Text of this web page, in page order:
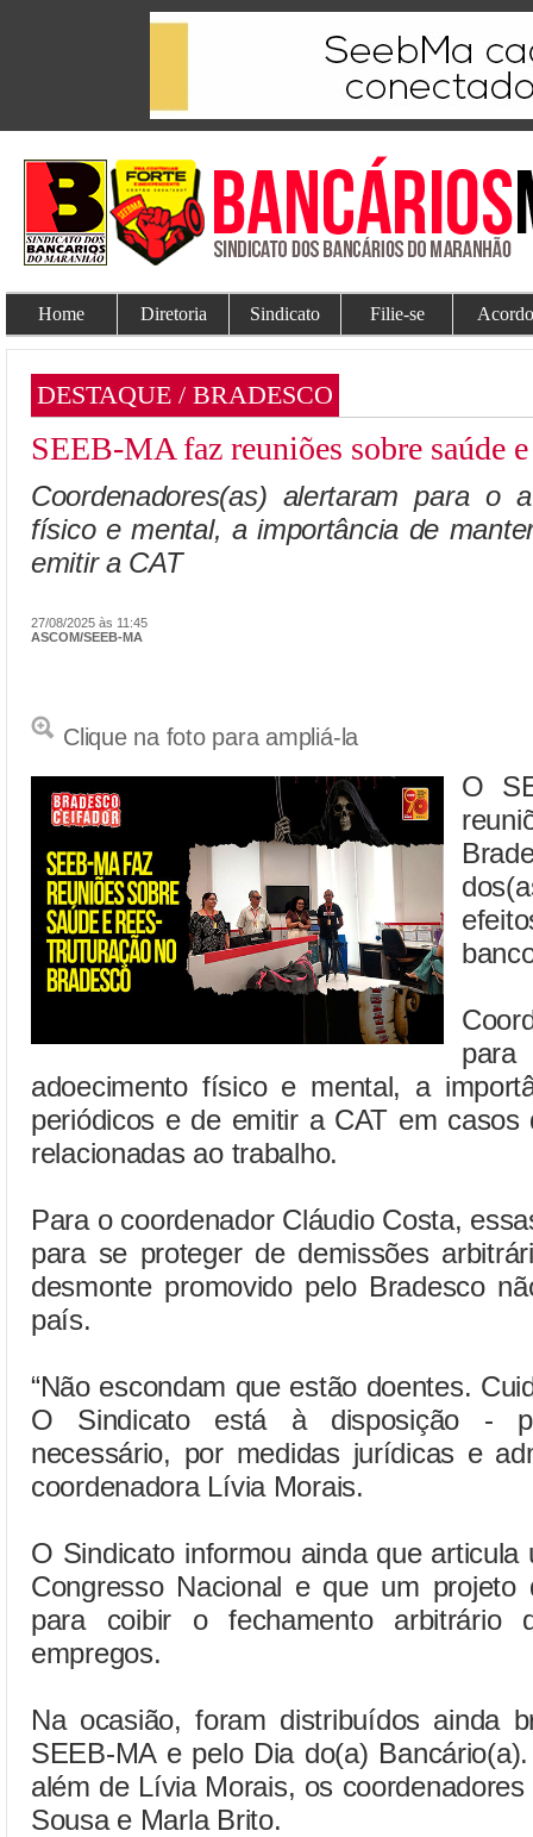
Home Diretoria Sindicato Filie-se
DESTAQUE / BRADESCO
SEEB-MA faz reuniões sobre saúde
Coordenadores(as) alertaram para o
físico e mental, a importância de
emitir a CAT
27/08/2025 às 11:45
ASCOM/SEEB-MA
Clique na foto para ampliá-la
O
adoecimento físico e mental, a
periódicos e de emitir a CAT em casos
relacionadas ao trabalho.
Para o coordenador Cláudio Costa,
para se proteger de demissões
desmonte promovido pelo Bradesco
país.
“Não escondam que estão doentes.
O Sindicato está à disposição -
necessário, por medidas jurídicas e
coordenadora Lívia Morais.
O Sindicato informou ainda que articula
Congresso Nacional e que um
para coibir o fechamento arbitrário
empregos.
Na ocasião, foram distribuídos ainda
SEEB-MA e pelo Dia do(a)
além de Lívia Morais, os
Sousa e Marla Brito.